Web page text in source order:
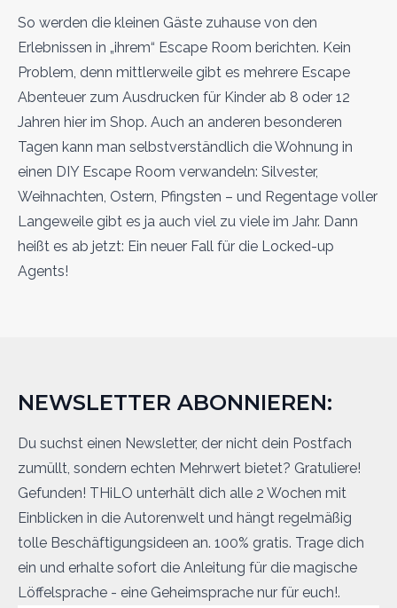
So werden die kleinen Gäste zuhause von den
Erlebnissen in „ihrem“ Escape Room berichten. Kein
Problem, denn mittlerweile gibt es mehrere Escape
Abenteuer zum Ausdrucken für Kinder ab 8 oder 12
Jahren hier im Shop. Auch an anderen besonderen
Tagen kann man selbstverständlich die Wohnung in
einen DIY Escape Room verwandeln: Silvester,
Weihnachten, Ostern, Pfingsten – und Regentage voller
Langeweile gibt es ja auch viel zu viele im Jahr. Dann
heißt es ab jetzt: Ein neuer Fall für die Locked-up
Agents!
NEWSLETTER ABONNIEREN:
Du suchst einen Newsletter, der nicht dein Postfach
zumüllt, sondern echten Mehrwert bietet? Gratuliere!
Gefunden! THiLO unterhält dich alle 2 Wochen mit
Einblicken in die Autorenwelt und hängt regelmäßig
tolle Beschäftigungsideen an. 100% gratis. Trage dich
ein und erhalte sofort die Anleitung für die magische
Löffelsprache - eine Geheimsprache nur für euch!.